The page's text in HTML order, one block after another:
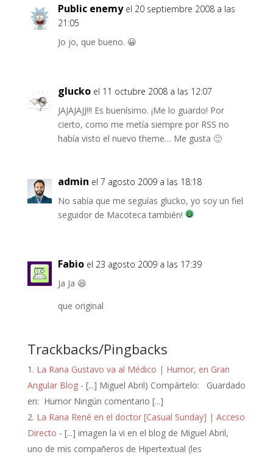
Public enemy el 20 septiembre 2008 a las
21:05
Jo jo, que bueno. 😀
glucko el 11 octubre 2008 a las 12:07
JAJAJAJJ!!! Es buenísimo. ¡Me lo guardo! Por
cierto, como me metía siempre por RSS no
había visto el nuevo theme… Me gusta 🙂
admin el 7 agosto 2009 a las 18:18
No sabía que me seguías glucko, yo soy un fiel
seguidor de Macoteca también!
Fabio el 23 agosto 2009 a las 17:39
Ja Ja 😆
que original
Trackbacks/Pingbacks
La Rana Gustavo va al Médico | Humor, en Gran
Angular Blog- [...] Miguel Abril) Compártelo: Guardado
en: Humor Ningún comentario [...]
La Rana René en el doctor [Casual Sunday] | Acceso
Directo - [...] imagen la vi en el blog de Miguel Abril,
uno de mis compañeros de Hipertextual (les